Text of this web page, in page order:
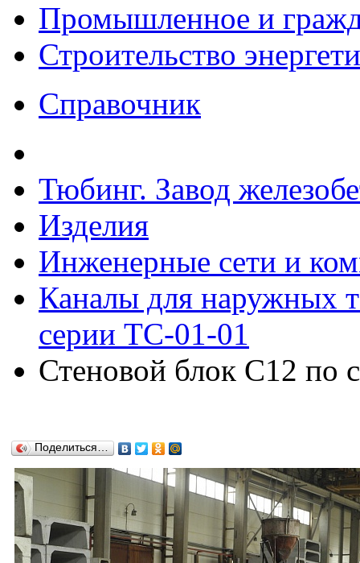
Промышленное и
Строительство
Справочник
Тюбинг. Завод
Изделия
Инженерные сети и
Каналы для наружных
серии ТС-01-01
Стеновой блок С12 по
Поделиться…